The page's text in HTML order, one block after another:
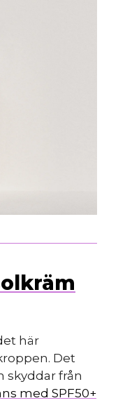
här
Det
skyddar från
med SPF50+